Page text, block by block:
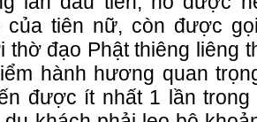
của tiên nữ, còn được
thờ đạo Phật thiêng liêng
hành hương quan
được ít nhất 1 lần